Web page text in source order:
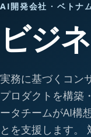
AI開発会社 · ベトナ
ビジ
実務に基づくコン
プロダクトを構築
ータチームがAI構
とを支援します。